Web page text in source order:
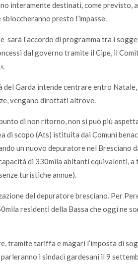
interamente destinati, come previsto,
presto l’impasse.
sarà l’accordo di programma tra i
dal governo tramite il Cipe, il
del Garda intende centrare entro
vengano dirottati altrove.
di non ritorno, non si può più
di scopo (Ats) istituita dai Comuni
un nuovo depuratore nel Bresciano
di 330mila abitanti equivalenti,
turistiche annue).
del depuratore bresciano. Per
residenti della Bassa che oggi ne
tariffa e magari l’imposta di
i sindaci gardesani il 9